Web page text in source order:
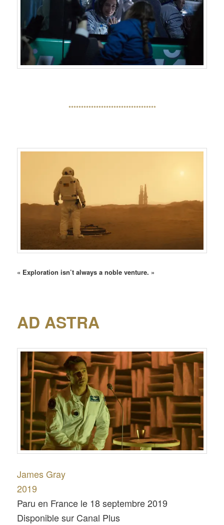
***********************************
« Exploration isn’t always a noble venture. »
AD ASTRA
James Gray
2019
Paru en France le 18 septembre 2019
Disponible sur Canal Plus